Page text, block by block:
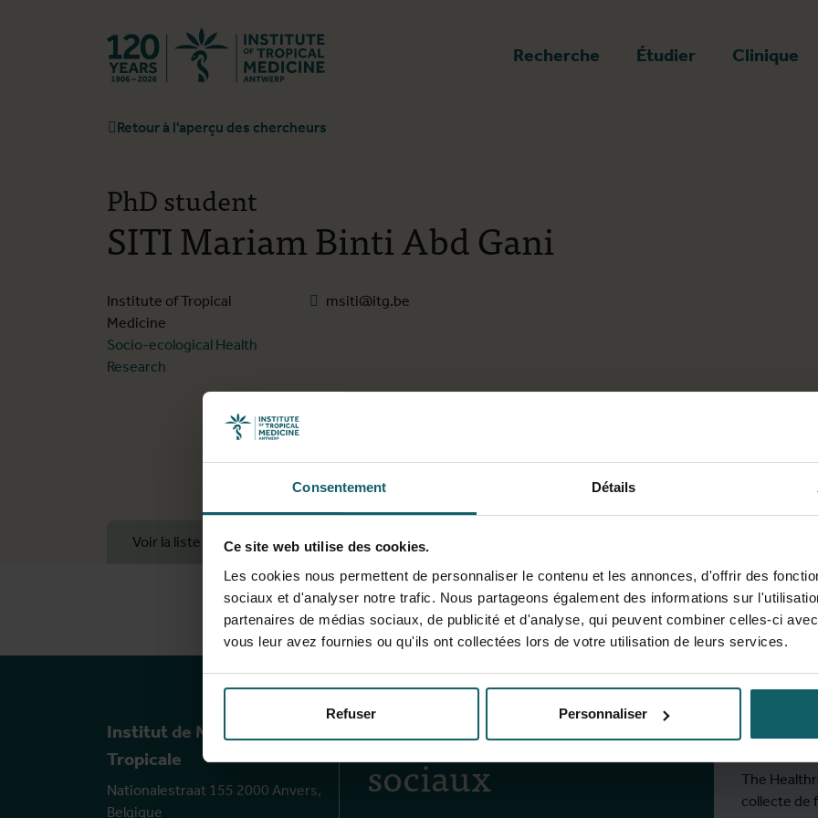
Consentement Détails
Ce site web utilise des cookies.
Les cookies nous permettent de personnaliser le contenu et les annonces, d'offrir des
sociaux et d'analyser notre trafic. Nous partageons également des informations sur
partenaires de médias sociaux, de publicité et d'analyse, qui peuvent combiner celles-ci
vous leur avez fournies ou qu'ils ont collectées lors de votre utilisation de leurs services.
Refuser Personnaliser
Recherche Étudier Clinique
Retour à l'aperçu des chercheurs
SITI Mariam Binti Abd Gani
PhD student
Institute of Tropical
Medicine
Socio-ecological Health
Research
msiti@itg.be
Voir la liste complète des publications
Institut de Médecine
Tropicale
Nationalestraat 155 2000 Anvers,
Belgique
Nos réseaux
sociaux
Inscrivez-
The
collecte de